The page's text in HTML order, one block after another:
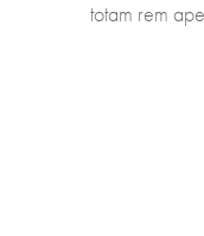
totam rem